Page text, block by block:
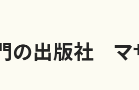
の出版社 マ